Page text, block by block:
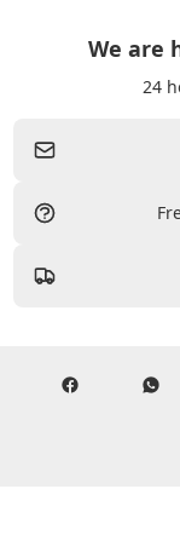
We are
24